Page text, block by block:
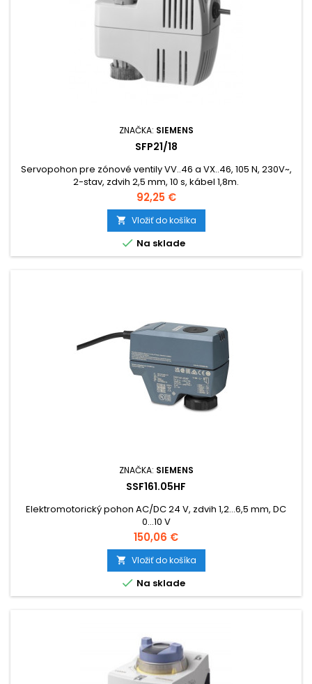
ZNAČKA: SIEMENS
SFP21/18
Servopohon pre zónové ventily VV..46 a VX..46, 105 N, 230V~,
2-stav, zdvih 2,5 mm, 10 s, kábel 1,8m.
Cena
92,25 €
 Vložiť do košíka
 Na sklade
ZNAČKA: SIEMENS
SSF161.05HF
Elektromotorický pohon AC/DC 24 V, zdvih 1,2...6,5 mm, DC
0...10 V
Cena
150,06 €
 Vložiť do košíka
 Na sklade